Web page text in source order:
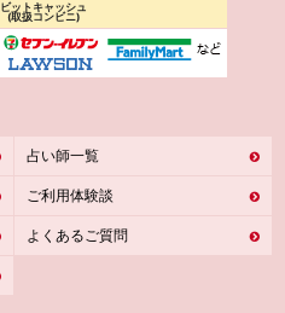
ビットキャッシュ
(取扱コンビニ)
占い師一覧
ご利用体験談
よくあるご質問